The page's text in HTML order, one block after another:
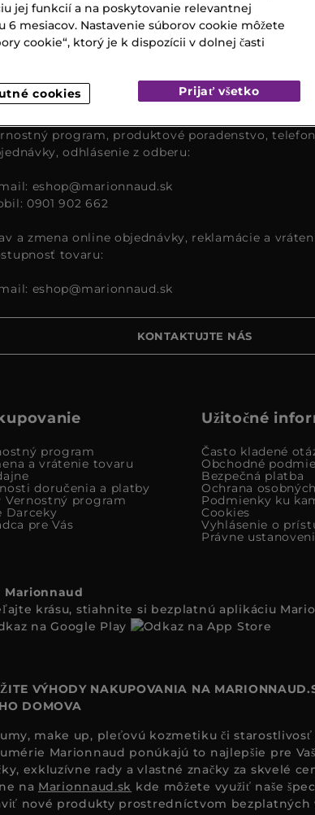
SERVIS
servis je pre vás k dispozícií od pondelka
od 9:00 – 16:00.
program, produktové poradenstvo,
odhlásenie z odberu:
eshop@marionnaud.sk
0901 902 662
a zmena online objednávky, reklamácie a
tovaru:
eshop@marionnaud.sk
KONTAKTUJTE NÁS
program
a vrátenie tovaru
doručenia a platby
Vernostný program
Darceky
pre Vás
Užitočné
Často kladené
Obchodné
Bezpečná platba
Ochrana
Podmienky ku
Cookies
Vyhlásenie o
Právne
Marionnaud
krásu, stiahnite si bezplatnú aplikáciu
VÝHODY NAKUPOVANIA NA
DOMOVA
make up, pleťovú kozmetiku či starostlivosť
Marionnaud ponúkajú to najlepšie pre
exkluzívne rady a vlastné značky za skvelé
na Marionnaud.sk kde môžete využiť naše
nové produkty prostredníctvom bezplatných
jej funkcií a na poskytovanie relevantnej
6 mesiacov. Nastavenie súborov cookie môžete
cookie“, ktorý je k dispozícii v dolnej časti
cookies Prijať všetko